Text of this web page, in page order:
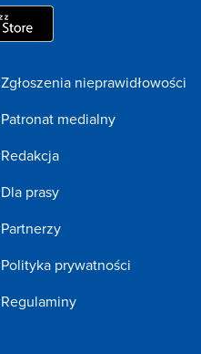
Zgłoszenia nieprawidłowości
Patronat medialny
Redakcja
Dla prasy
Partnerzy
Polityka prywatności
Regulaminy